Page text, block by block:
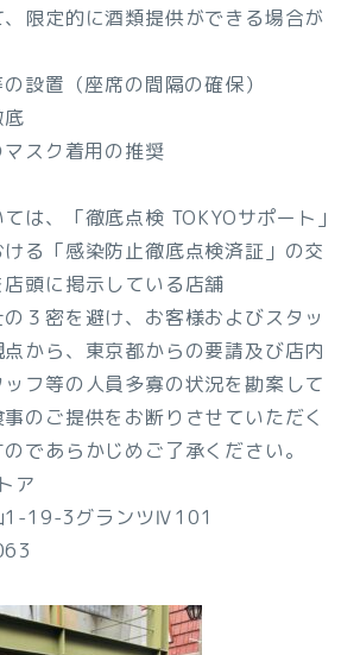
限定的に酒類提供ができる場合が
設置（座席の間隔の確保）
スク着用の推奨
、「徹底点検 TOKYOサポート」
る「感染防止徹底点検済証」の交
頭に掲示している店舗
３密を避け、お客様およびスタッ
から、東京都からの要請及び店内
フ等の人員多寡の状況を勘案して
のご提供をお断りさせていただく
であらかじめご了承ください。
ア
1-19-3グランツⅣ101